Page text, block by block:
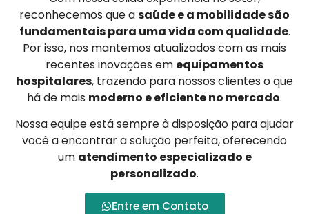
reconhecemos que asaúde e a mobilidade são
fundamentais para uma vida com qualidade.
Por isso, nos mantemos atualizados com as mais
recentes inovações em equipamentos
hospitalares, trazendo para nossos clientes o que
há de mais moderno e eficiente no mercado.
Nossa equipe está sempre à disposição para ajudar
você a encontrar a solução perfeita, oferecendo
um atendimento especializado e
personalizado.
Entre em Contato